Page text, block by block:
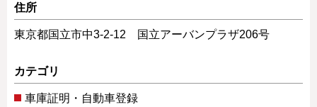
住所
東京都国立市中3-2-12 国立アーバンプラザ206号
カテゴリ
車庫証明・自動車登録